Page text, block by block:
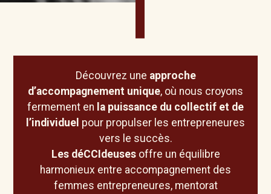
Découvrez une approche
d’accompagnement unique, où nous croyons
fermement en la puissance du collectif et de
l’individuel pour propulser les entrepreneures
vers le succès.
Les déCCIdeuses offre un équilibre
harmonieux entre accompagnement des
femmes entrepreneures, mentorat